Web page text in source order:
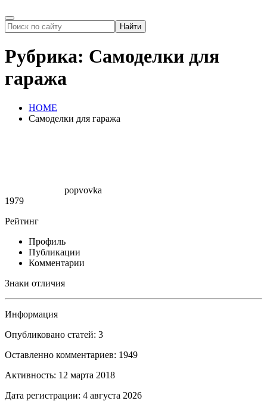
Рубрика: Самоделки для
гаража
HOME
Самоделки для гаража
popvovka
1979
Рейтинг
Профиль
Публикации
Комментарии
Знаки отличия
Информация
Опубликовано статей: 3
Оставленно комментариев: 1949
Активность: 12 марта 2018
Дата регистрации: 4 августа 2026